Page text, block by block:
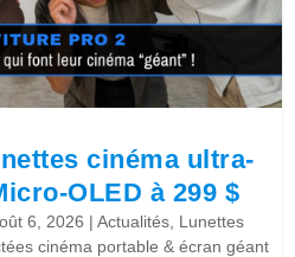
cinéma ultra-
OLED à 299 $
6, 2026 |Actualités Lunettes
cinéma portable & écran géant